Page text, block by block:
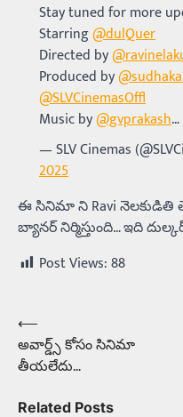
Stay tuned for more
Starring@dulQuer
Directed by
Produced by
@SLVCinemasOffl
Music by@gvprakash…
— SLV Cinemas
2025
ఈ సినిమా ని Ravi నెలకుడితి
బ్యానర్ నిర్మిస్తుంది… ఇది
Post Views:88
Post
navigation
⟵
అవార్డ్స్ కోసం సినిమా
తీయలేదు…
Related Posts